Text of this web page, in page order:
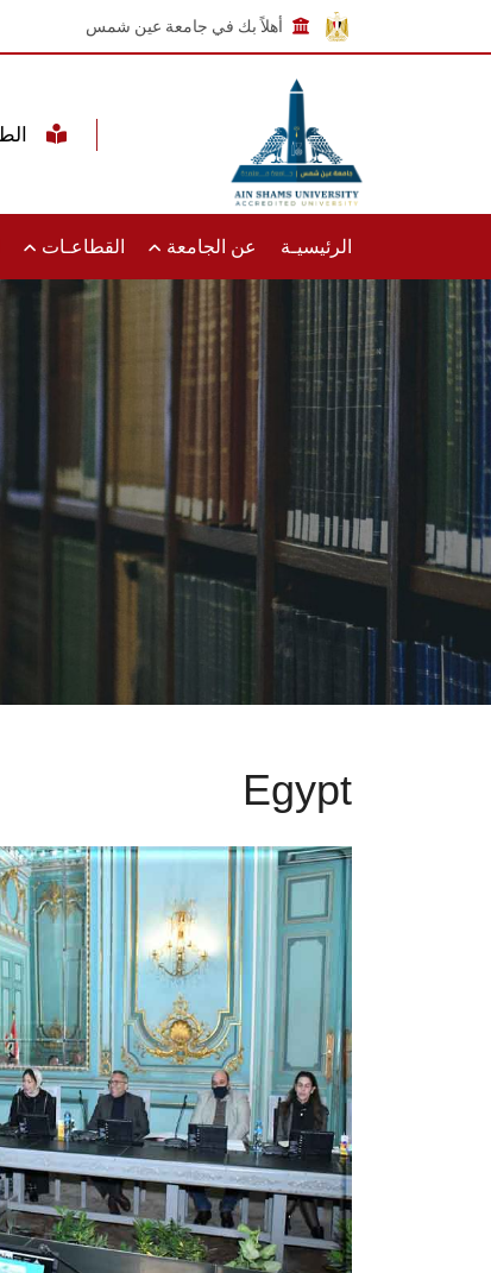
أهلاً بك في جامعة عين شمس
الرئيسيـة عن الجامعة القطاعـات
Egypt